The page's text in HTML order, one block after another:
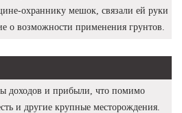
охраннику мешок, связали ей руки
о возможности применения грунтов.
доходов и прибыли, что помимо
и другие крупные месторождения.